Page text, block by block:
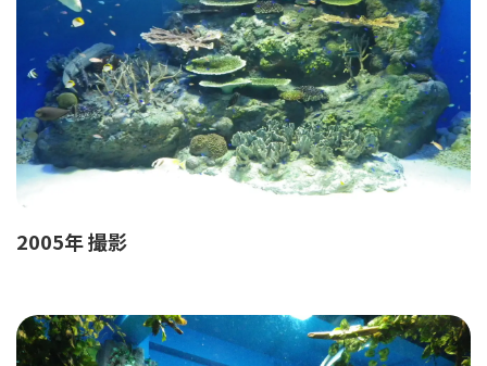
2005年 撮影